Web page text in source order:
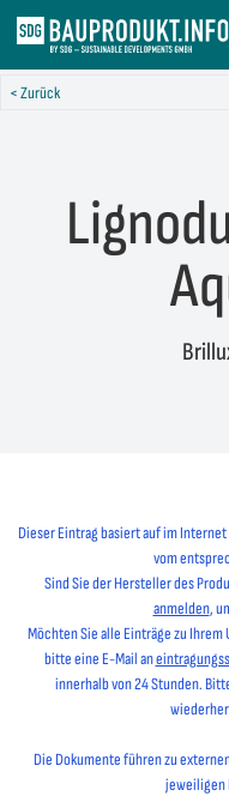
< Zurück
Dieser Eintrag basiert auf im
vom
Sind Sie der Hersteller des
anmelden,
Möchten Sie alle Einträge zu
bitte eine E-Mail an
innerhalb von 24 Stunden.
Die Dokumente führen zu
jeweiligen